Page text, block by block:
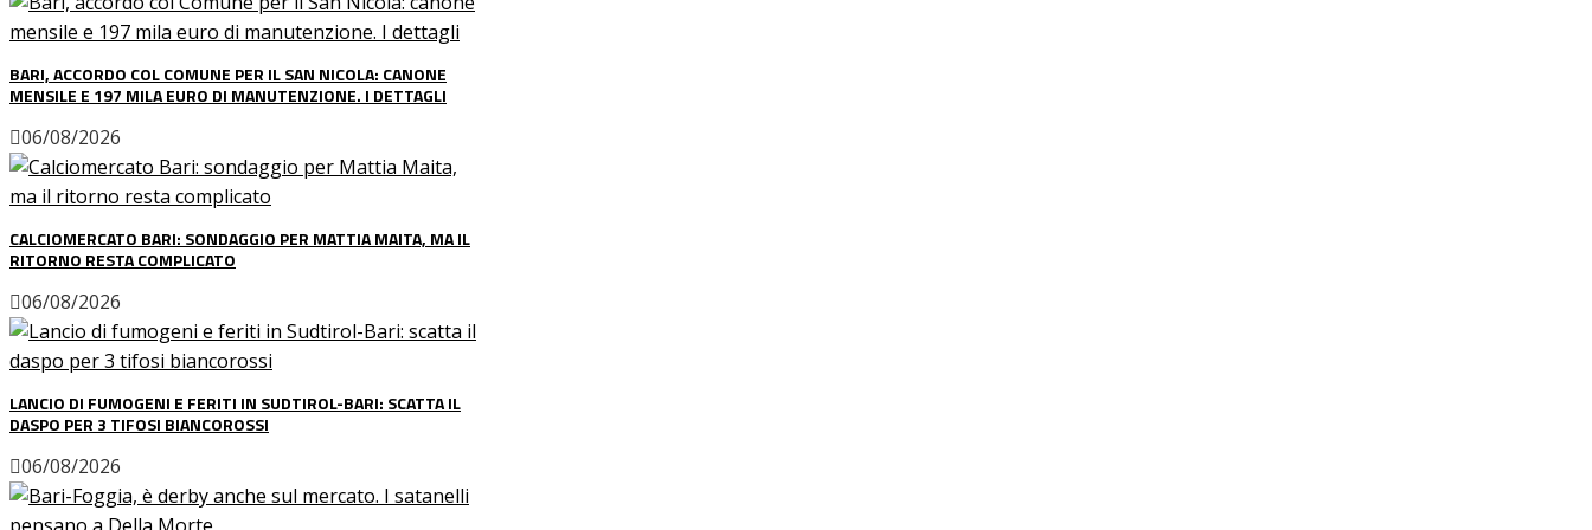
Home
Amarcord
Ex
L’avversario
Giovanili
Le pagelle
Interviste
Focus
Calciomercato
Video
BARI, ACCORDO COL COMUNE PER IL SAN NICOLA: CANONE
MENSILE E 197 MILA EURO DI MANUTENZIONE. I DETTAGLI
06/08/2026
CALCIOMERCATO BARI: SONDAGGIO PER MATTIA MAITA, MA IL
RITORNO RESTA COMPLICATO
06/08/2026
LANCIO DI FUMOGENI E FERITI IN SUDTIROL-BARI: SCATTA IL
DASPO PER 3 TIFOSI BIANCOROSSI
06/08/2026